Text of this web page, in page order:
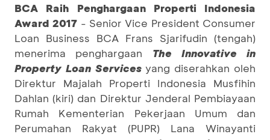
BCA Raih Penghargaan Properti Indonesia
Award 2017 - Senior Vice President Consumer
Loan Business BCA Frans Sjarifudin (tengah)
menerima penghargaan The Innovative in
Property Loan Services yang diserahkan oleh
Direktur Majalah Properti Indonesia Musfihin
Dahlan (kiri) dan Direktur Jenderal Pembiayaan
Rumah Kementerian Pekerjaan Umum dan
Perumahan Rakyat (PUPR) Lana Winayanti